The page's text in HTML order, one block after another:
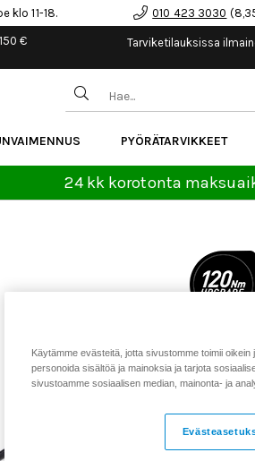
klo 11-18. 010 423 3030
€
Tarviketilauksissa
PYÖRÄTARVIKKEET
24 kk korotonta
Käytämme evästeitä, jotta sivustomme toimii
personoida sisältöä ja mainoksia ja tarjota
sivustoamme sosiaalisen median, mainonta- ja